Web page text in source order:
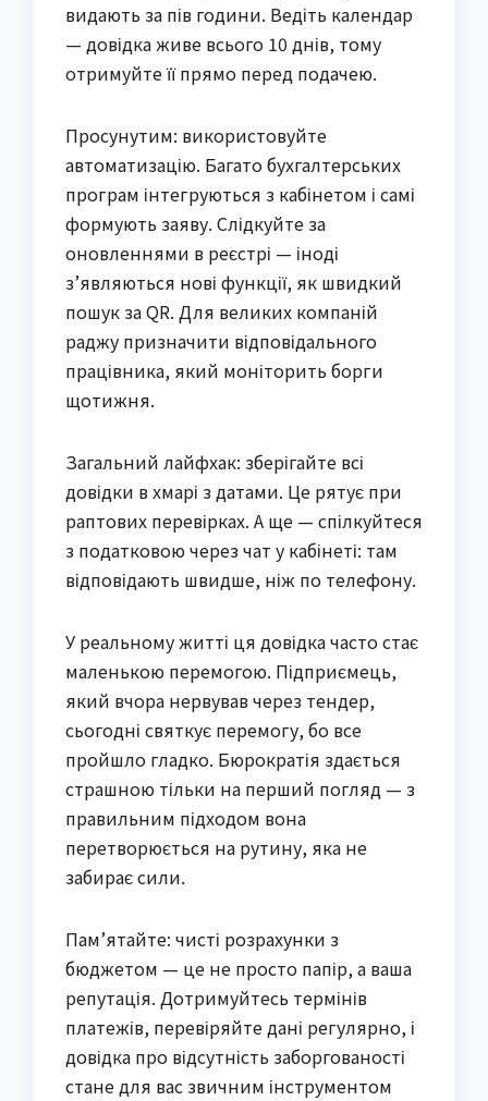
видають за пів години. Ведіть календар
— довідка живе всього 10 днів, тому
отримуйте її прямо перед подачею.
Просунутим: використовуйте
автоматизацію. Багато бухгалтерських
програм інтегруються з кабінетом і самі
формують заяву. Слідкуйте за
оновленнями в реєстрі — іноді
з’являються нові функції, як швидкий
пошук за QR. Для великих компаній
раджу призначити відповідального
працівника, який моніторить борги
щотижня.
Загальний лайфхак: зберігайте всі
довідки в хмарі з датами. Це рятує при
раптових перевірках. А ще — спілкуйтеся
з податковою через чат у кабінеті: там
відповідають швидше, ніж по телефону.
У реальному житті ця довідка часто стає
маленькою перемогою. Підприємець,
який вчора нервував через тендер,
сьогодні святкує перемогу, бо все
пройшло гладко. Бюрократія здається
страшною тільки на перший погляд — з
правильним підходом вона
перетворюється на рутину, яка не
забирає сили.
Пам’ятайте: чисті розрахунки з
бюджетом — це не просто папір, а ваша
репутація. Дотримуйтесь термінів
платежів, перевіряйте дані регулярно, і
довідка про відсутність заборгованості
стане для вас звичним інструментом